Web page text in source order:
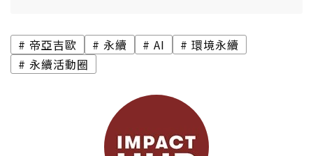
帝亞吉歐 永續 AI
環境永續
永續活動圈